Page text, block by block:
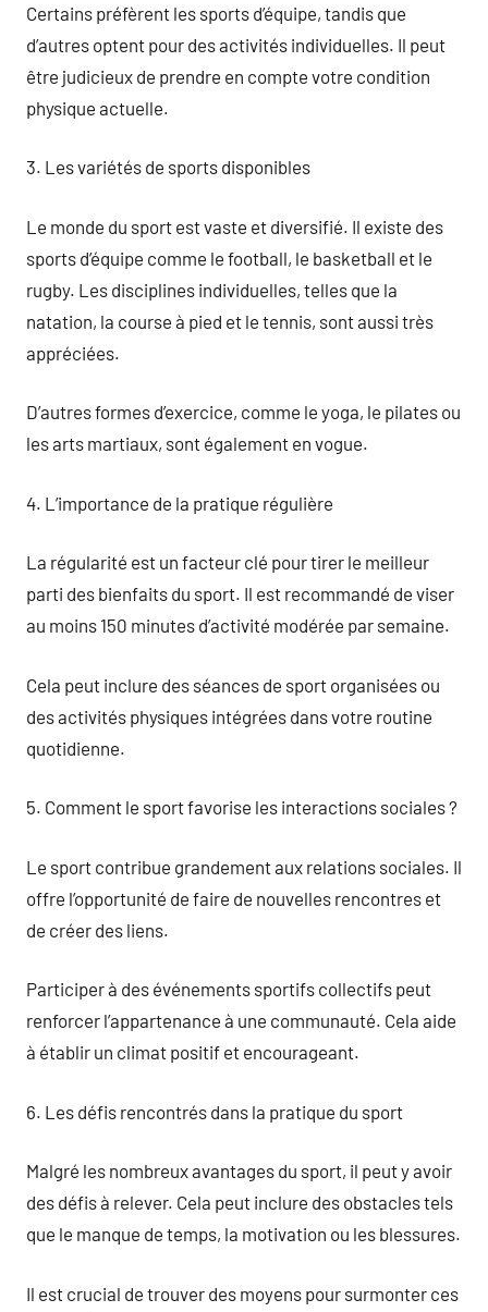
Certains préfèrent les sports d’équipe, tandis que
d’autres optent pour des activités individuelles. Il peut
être judicieux de prendre en compte votre condition
physique actuelle.
3. Les variétés de sports disponibles
Le monde du sport est vaste et diversifié. Il existe des
sports d’équipe comme le football, le basketball et le
rugby. Les disciplines individuelles, telles que la
natation, la course à pied et le tennis, sont aussi très
appréciées.
D’autres formes d’exercice, comme le yoga, le pilates ou
les arts martiaux, sont également en vogue.
4. L’importance de la pratique régulière
La régularité est un facteur clé pour tirer le meilleur
parti des bienfaits du sport. Il est recommandé de viser
au moins 150 minutes d’activité modérée par semaine.
Cela peut inclure des séances de sport organisées ou
des activités physiques intégrées dans votre routine
quotidienne.
5. Comment le sport favorise les interactions sociales ?
Le sport contribue grandement aux relations sociales. Il
offre l’opportunité de faire de nouvelles rencontres et
de créer des liens.
Participer à des événements sportifs collectifs peut
renforcer l’appartenance à une communauté. Cela aide
à établir un climat positif et encourageant.
6. Les défis rencontrés dans la pratique du sport
Malgré les nombreux avantages du sport, il peut y avoir
des défis à relever. Cela peut inclure des obstacles tels
que le manque de temps, la motivation ou les blessures.
Il est crucial de trouver des moyens pour surmonter ces